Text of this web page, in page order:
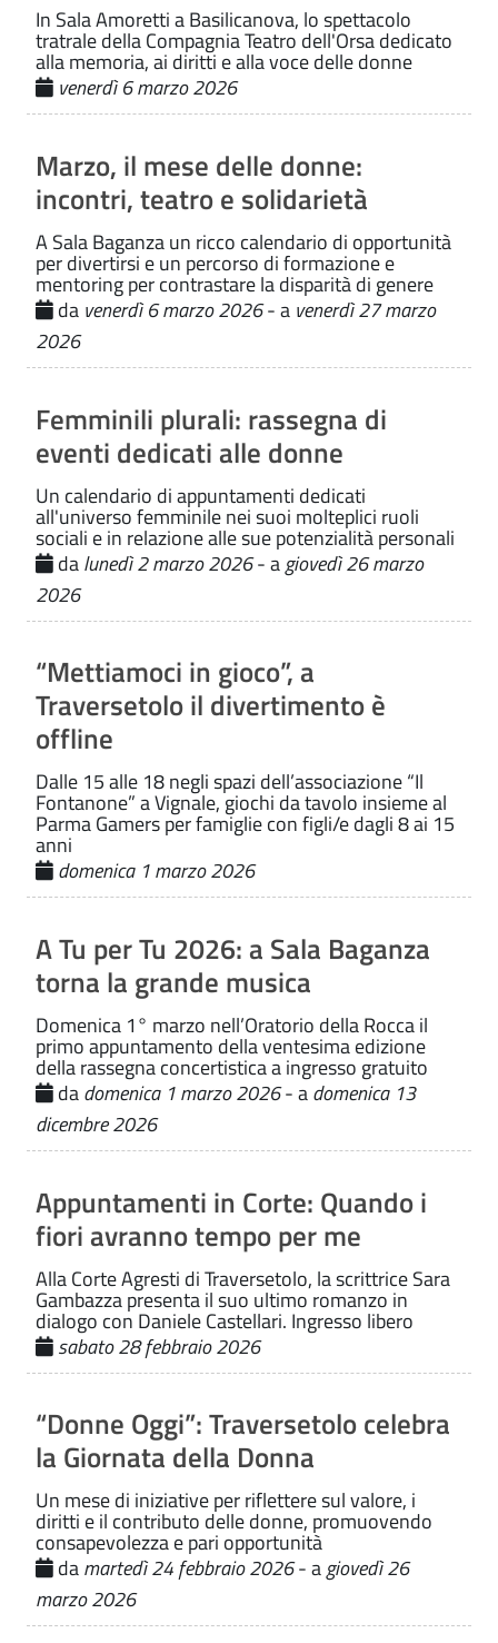
In Sala Amoretti a Basilicanova, lo spettacolo
tratrale della Compagnia Teatro dell'Orsa dedicato
alla memoria, ai diritti e alla voce delle donne
venerdì 6 marzo 2026
Marzo, il mese delle donne:
incontri, teatro e solidarietà
A Sala Baganza un ricco calendario di opportunità
per divertirsi e un percorso di formazione e
mentoring per contrastare la disparità di genere
da venerdì 6 marzo 2026- a venerdì 27 marzo
2026
Femminili plurali: rassegna di
eventi dedicati alle donne
Un calendario di appuntamenti dedicati
all'universo femminile nei suoi molteplici ruoli
sociali e in relazione alle sue potenzialità personali
dalunedì 2 marzo 2026- agiovedì 26 marzo
2026
“Mettiamoci in gioco”, a
Traversetolo il divertimento è
offline
Dalle 15 alle 18 negli spazi dell’associazione “Il
Fontanone” a Vignale, giochi da tavolo insieme al
Parma Gamers per famiglie con figli/e dagli 8 ai 15
anni
domenica 1 marzo 2026
A Tu per Tu 2026: a Sala Baganza
torna la grande musica
Domenica 1° marzo nell’Oratorio della Rocca il
primo appuntamento della ventesima edizione
della rassegna concertistica a ingresso gratuito
dadomenica 1 marzo 2026- adomenica 13
dicembre 2026
Appuntamenti in Corte: Quando i
fiori avranno tempo per me
Alla Corte Agresti di Traversetolo, la scrittrice Sara
Gambazza presenta il suo ultimo romanzo in
dialogo con Daniele Castellari. Ingresso libero
sabato 28 febbraio 2026
“Donne Oggi”: Traversetolo celebra
la Giornata della Donna
Un mese di iniziative per riflettere sul valore, i
diritti e il contributo delle donne, promuovendo
consapevolezza e pari opportunità
damartedì 24 febbraio 2026- agiovedì 26
marzo 2026